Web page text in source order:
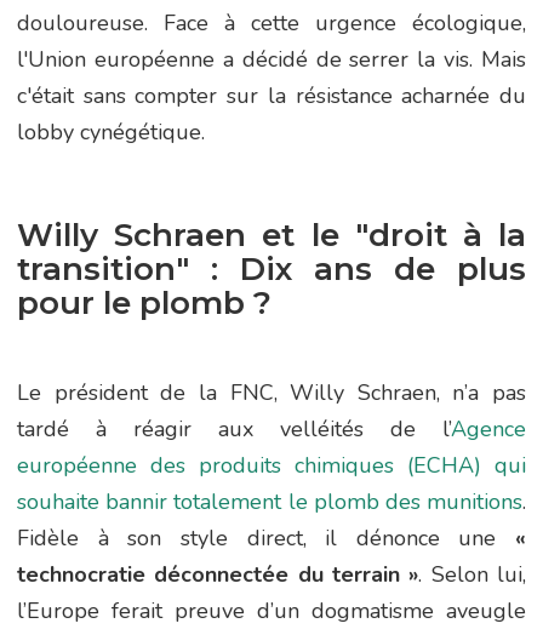
douloureuse. Face à cette urgence écologique,
l'Union européenne a décidé de serrer la vis. Mais
c'était sans compter sur la résistance acharnée du
lobby cynégétique.
Willy Schraen et le "droit à la
transition" : Dix ans de plus
pour le plomb ?
Le président de la FNC, Willy Schraen, n’a pas
tardé à réagir aux velléités de l’Agence
européenne des produits chimiques (ECHA) qui
souhaite bannir totalement le plomb des munitions.
Fidèle à son style direct, il dénonce une «
technocratie déconnectée du terrain ». Selon lui,
l’Europe ferait preuve d’un dogmatisme aveugle